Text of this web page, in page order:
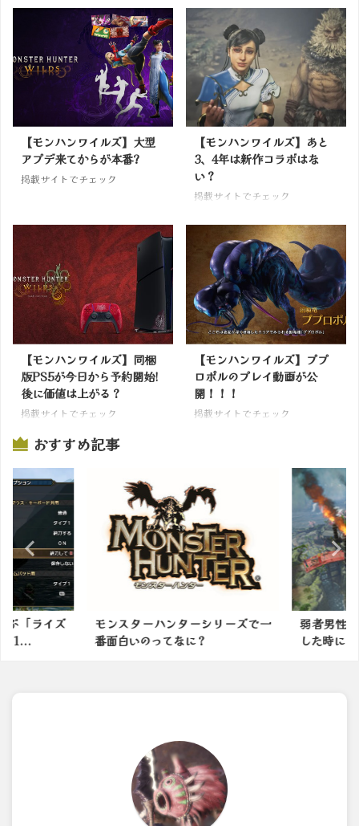
【モンハンワイルズ】大型
アプデ来てからが本番?
掲載サイトでチェック
【モンハンワイルズ】あと
3、4年は新作コラボはな
い？
掲載サイトでチェック
【モンハンワイルズ】同梱
版PS5が今日から予約開始!
後に価値は上がる？
掲載サイトでチェック
【モンハンワイルズ】ププ
ロポルのプレイ動画が公
開！！！
掲載サイトでチェック
おすすめ記事
「ライズ
1...
モンスターハンターシリーズで一
番面白いのってなに？
弱者男性
した時に